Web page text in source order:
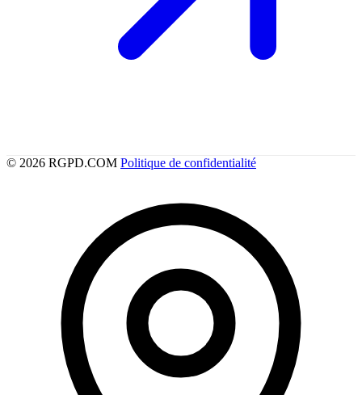
© 2026 RGPD.COM Politique de confidentialité